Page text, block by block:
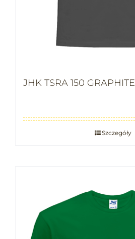
JHK TSRA 150 GRAPHITE
Szczegóły